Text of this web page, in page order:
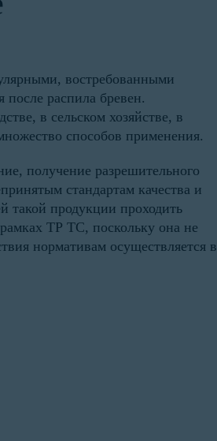
востребованными
после распила бревен.
в сельском хозяйстве, в
способов применения.
получение разрешительного
стандартам качества и
такой продукции проходить
ТР ТС, поскольку она не
нормативам осуществляется в